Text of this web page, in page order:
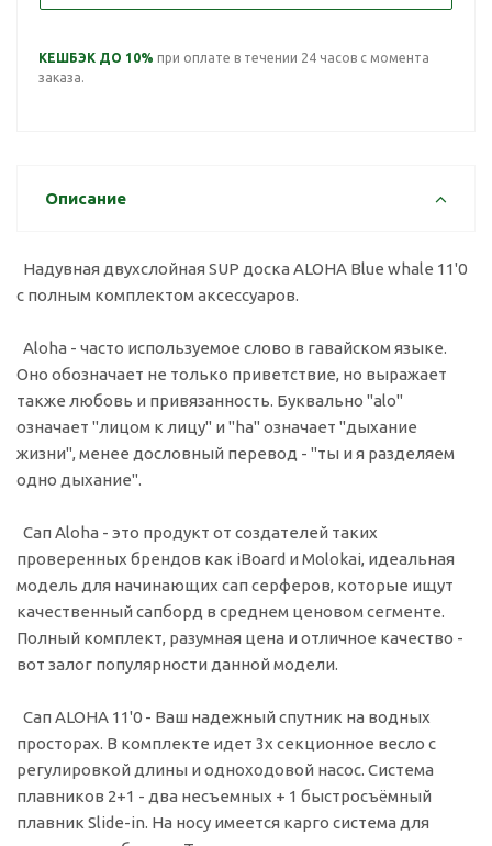
КЕШБЭК ДО 10% при оплате в течении 24 часов с момента
заказа.
Описание
Надувная двухслойная SUP доска ALOHA Blue whale 11'0
с полным комплектом аксессуаров.
Aloha - часто используемое слово в гавайском языке.
Оно обозначает не только приветствие, но выражает
также любовь и привязанность. Буквально "alo"
означает "лицом к лицу" и "ha" означает "дыхание
жизни", менее дословный перевод - "ты и я разделяем
одно дыхание".
Сап Aloha - это продукт от создателей таких
проверенных брендов как iBoard и Molokai, идеальная
модель для начинающих сап серферов, которые ищут
качественный сапборд в среднем ценовом сегменте.
Полный комплект, разумная цена и отличное качество -
вот залог популярности данной модели.
Сап ALOHA 11'0 - Ваш надежный спутник на водных
просторах. В комплекте идет 3х секционное весло с
регулировкой длины и одноходовой насос. Система
плавников 2+1 - два несъемных + 1 быстросъёмный
плавник Slide-in. На носу имеется карго система для